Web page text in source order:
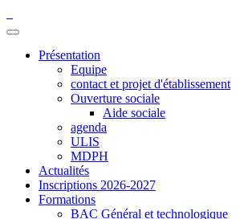
Présentation
Equipe
contact et projet d'établissement
Ouverture sociale
Aide sociale
agenda
ULIS
MDPH
Actualités
Inscriptions 2026-2027
Formations
BAC Général et technologique